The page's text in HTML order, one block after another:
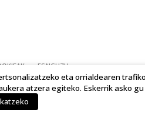
ESAIGUZU
eta orrialdearen
atzera egiteko. Eskerrik asko